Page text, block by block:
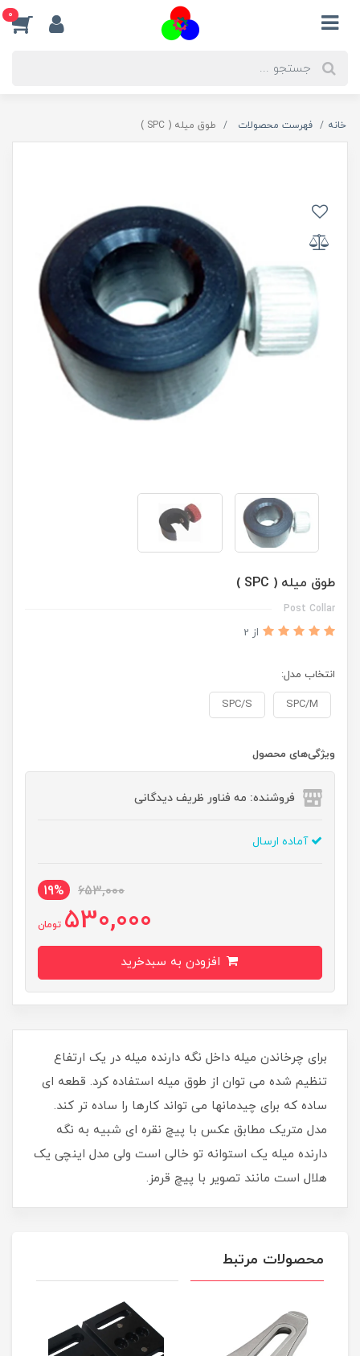
0
خانه فهرست محصولات طوق میله ( SPC )
طوق میله ( SPC )
Post Collar
از 2
انتخاب مدل:
SPC/M
SPC/S
ویژگی‌های محصول
فروشنده: مه فناور ظریف دیدگانی
آماده ارسال
653,000
19%
530,000 تومان
برای چرخاندن میله داخل نگه دارنده میله در یک ارتفاع
تنظیم شده می توان از طوق میله استفاده کرد. قطعه ای
ساده که برای چیدمانها می تواند کارها را ساده تر کند.
مدل متریک مطابق عکس با پیچ نقره ای شبیه به نگه
دارنده میله یک استوانه تو خالی است ولی مدل اینچی یک
هلال است مانند تصویر با پیچ قرمز.
محصولات مرتبط